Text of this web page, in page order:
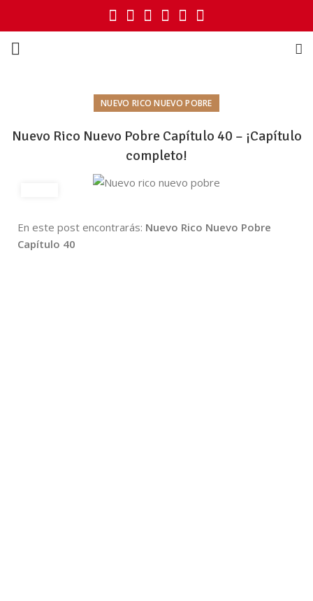
NUEVO RICO NUEVO POBRE
Nuevo Rico Nuevo Pobre Capítulo 40 – ¡Capítulo
completo!
En este post encontrarás: Nuevo Rico Nuevo Pobre
Capítulo 40